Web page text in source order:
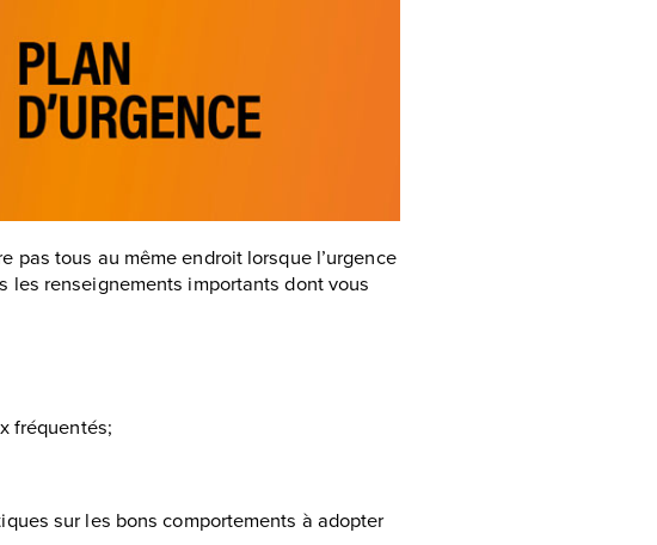
pas tous au même endroit lorsque l’urgence
les renseignements importants dont vous
fréquentés;
sur les bons comportements à adopter